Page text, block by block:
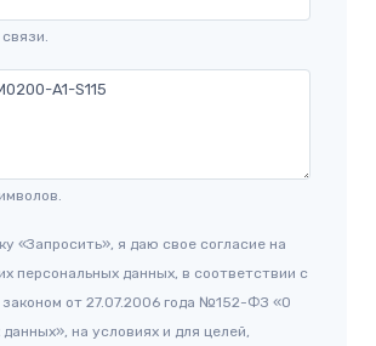
«Запросить», я даю свое согласие на
персональных данных, в соответствии с
от 27.07.2006 года №152-ФЗ «О
на условиях и для целей,